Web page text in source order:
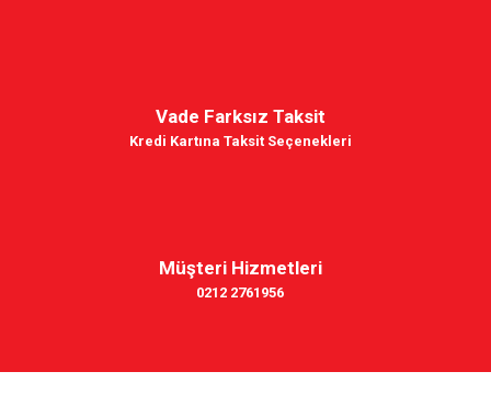
Vade Farksız Taksit
Kredi Kartına Taksit Seçenekleri
Müşteri Hizmetleri
0212 2761956